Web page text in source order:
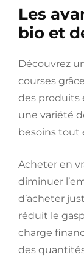
Les
bio et
Découvrez
courses
des produits
une variété
besoins tout
Acheter en
diminuer
d’acheter
réduit le
charge
des